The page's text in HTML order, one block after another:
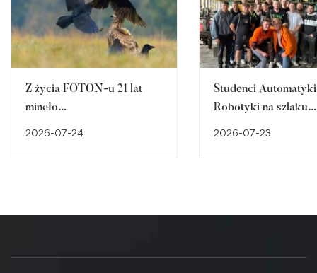
Z życia FOTON-u 21 lat
minęło…
2026-07-24
Studenci
Robotyki na szlaku
2026-07-23